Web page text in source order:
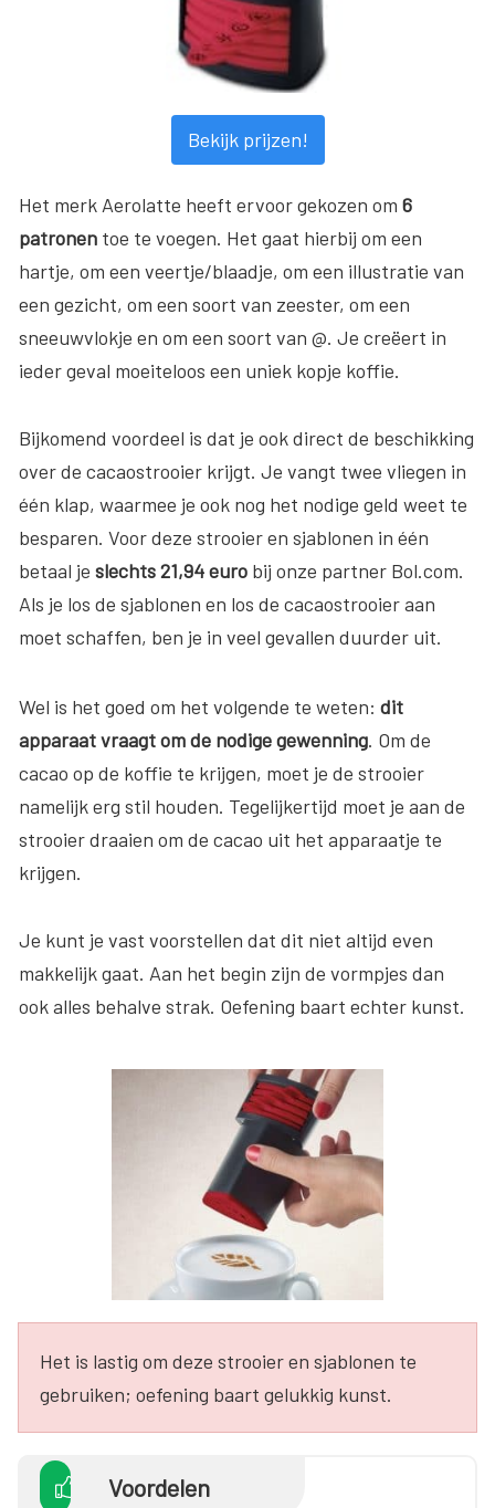
Bekijk prijzen!
Het merk Aerolatte heeft ervoor gekozen om 6
patronen toe te voegen. Het gaat hierbij om een
hartje, om een veertje/blaadje, om een illustratie van
een gezicht, om een soort van zeester, om een
sneeuwvlokje en om een soort van @. Je creëert in
ieder geval moeiteloos een uniek kopje koffie.
Bijkomend voordeel is dat je ook direct de beschikking
over de cacaostrooier krijgt. Je vangt twee vliegen in
één klap, waarmee je ook nog het nodige geld weet te
besparen. Voor deze strooier en sjablonen in één
betaal je slechts 21,94 euro bij onze partner Bol.com.
Als je los de sjablonen en los de cacaostrooier aan
moet schaffen, ben je in veel gevallen duurder uit.
Wel is het goed om het volgende te weten: dit
apparaat vraagt om de nodige gewenning. Om de
cacao op de koffie te krijgen, moet je de strooier
namelijk erg stil houden. Tegelijkertijd moet je aan de
strooier draaien om de cacao uit het apparaatje te
krijgen.
Je kunt je vast voorstellen dat dit niet altijd even
makkelijk gaat. Aan het begin zijn de vormpjes dan
ook alles behalve strak. Oefening baart echter kunst.
Het is lastig om deze strooier en sjablonen te
gebruiken; oefening baart gelukkig kunst.
Voordelen